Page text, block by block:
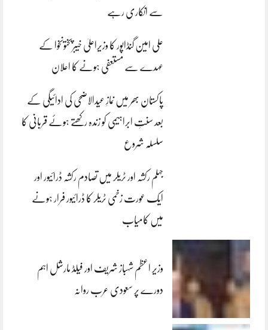
سے انکاری رہے
علی امین گنڈاپور کا وزیراعلیٰ خیبرپختونخوا کے
عہدے سے مستعفی ہونے کا اعلان
پاکستان بھر میں نمازِ عیدالاضحی کی ادائیگی کے
بعد سنتِ ابراہیمی کو زندہ رکھتے ہوئے قربانی کا
سلسلہ شروع
جہلم رکشہ اور ٹریلر میں تصادم رکشہ ڈرائیور اور
ایک عورت زخمی ٹریلر کا ڈرائیور فرار ہونے
میں کامیاب
وزیر اعظم شہباز شریف اور فیلڈ مارشل اہم
دورے پر سعودی عرب روانہ